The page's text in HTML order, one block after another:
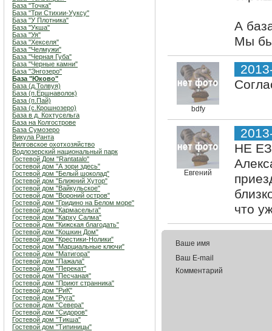
База "Точка"
База "Три Стихии-Ууксу"
База "У Плотника"
База "Укша"
База "Уя"
База "Хекселя"
База "Челмужи"
База "Черная Губа"
База "Черные камни"
База "Энгозеро"
База "Юково"
База (д.Толвуя)
База (п.Ершнаволок)
База (п.Пай)
База (с.Крошнозеро)
База в д. Кохтусельга
База на Колгострове
База Сумозеро
Викула Ранта
Вилговское охотхозяйство
Водлозерский национальный парк
Гостевой Дом "Rantatalo"
Гостевой дом "А зори здесь"
Гостевой дом "Белый шоколад"
Гостевой дом "Ближний Хутор"
Гостевой дом "Вайкульское"
Гостевой дом "Вороний остров"
Гостевой дом "Гридино на Белом море"
Гостевой дом "Кармасельга"
Гостевой дом "Карху Салма"
Гостевой дом "Кижская благодать"
Гостевой дом "Кошкин Дом"
Гостевой дом "Крестики-Нолики"
Гостевой дом "Марциальные ключи"
Гостевой дом "Матигора"
Гостевой дом "Пажала"
Гостевой дом "Перекат"
Гостевой дом "Песчаная"
Гостевой дом "Приют странника"
Гостевой дом "РиК"
Гостевой дом "Руга"
Гостевой дом "Севера"
Гостевой дом "Сидоров"
Гостевой дом "Тикша"
Гостевой дом "Типиницы"
А
Мы
bdfy
Евгений
НЕ
что
Ваше имя
Ваш E-mail
Комментарий